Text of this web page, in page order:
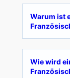
Warum ist
Wie wird